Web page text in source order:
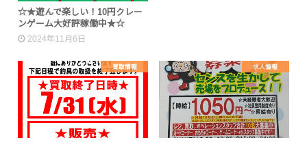
☆★遊んで楽しい！10円クレー
ンゲーム大好評稼働中★☆
2024年11月6日
買取情報 求人情報